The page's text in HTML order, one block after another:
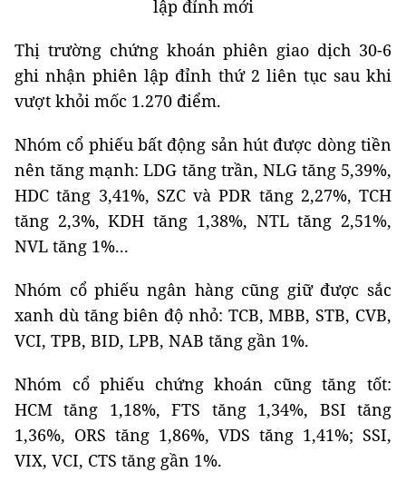
Thị trường chứng khoán phiên giao dịch 30-6
ghi nhận phiên lập đỉnh thứ 2 liên tục sau khi
vượt khỏi mốc 1.270 điểm.
Nhóm cổ phiếu bất động sản hút được dòng tiền
nên tăng mạnh: LDG tăng trần, NLG tăng 5,39%,
HDC tăng 3,41%, SZC và PDR tăng 2,27%, TCH
tăng 2,3%, KDH tăng 1,38%, NTL tăng 2,51%,
NVL tăng 1%...
Nhóm cổ phiếu ngân hàng cũng giữ được sắc
xanh dù tăng biên độ nhỏ: TCB, MBB, STB, CVB,
VCI, TPB, BID, LPB, NAB tăng gần 1%.
Nhóm cổ phiếu chứng khoán cũng tăng tốt:
HCM tăng 1,18%, FTS tăng 1,34%, BSI tăng
1,36%, ORS tăng 1,86%, VDS tăng 1,41%; SSI,
VIX, VCI, CTS tăng gần 1%.